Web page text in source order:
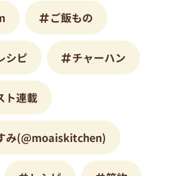
ご飯もの
シピ チャーハン
ト連載
み(@moaiskitchen)